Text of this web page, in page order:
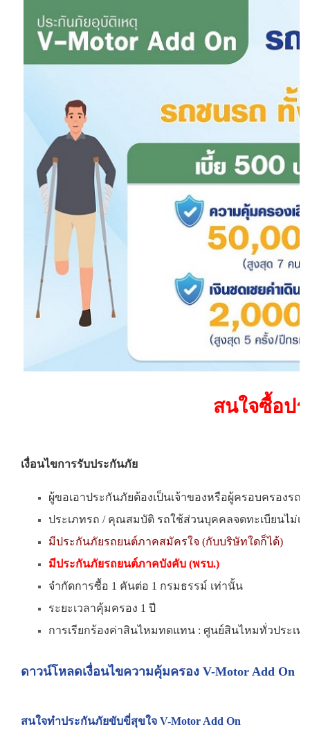
สนใจซื้อปร
เงื่อนไขการรับประกันภัย
ผู้ขอเอาประกันภัยต้องเป็นเจ้าของหรือผู้ครอบครองรถ
ประเภทรถ / คุณสมบัติ รถใช้ส่วนบุคคลจดทะเบียนไม่เ
มีประกันภัยรถยนต์ภาคสมัครใจ (กับบริษัทใดก็ได้)
มีประกันภัยรถยนต์ภาคบังคับ (พรบ.)
จำกัดการซื้อ 1 คันต่อ 1 กรมธรรม์ เท่านั้น
ระยะเวลาคุ้มครอง 1 ปี
การเรียกร้องค่าสินไหมทดแทน : ศูนย์สินไหมทั่วประเทศ
ดาวน์โหลดเงื่อนไขความคุ้มครอง V-Motor Add On
สนใจทำประกันภัยขับขี่สุขใจ V-Motor Add On